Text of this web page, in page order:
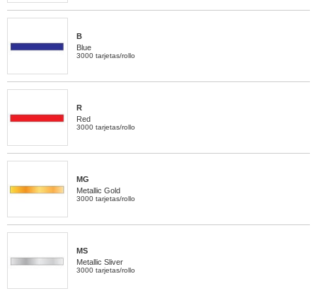
B
Blue
3000 tarjetas/rollo
R
Red
3000 tarjetas/rollo
MG
Metallic Gold
3000 tarjetas/rollo
MS
Metallic Sliver
3000 tarjetas/rollo